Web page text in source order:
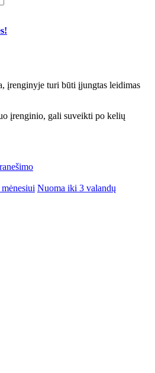
įrenginyje turi būti įjungtas leidimas
įrenginio, gali suveikti po kelių
Nuoma iki 3 valandų